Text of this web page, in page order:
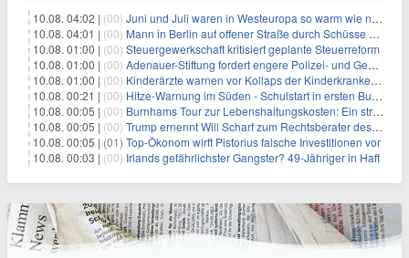
10.08. 04:02 | (00) Juni und Juli waren in Westeuropa so warm wie noch nie
10.08. 04:01 | (00) Mann in Berlin auf offener Straße durch Schüsse getötet
10.08. 01:00 | (00) Steuergewerkschaft kritisiert geplante Steuerreform
10.08. 01:00 | (00) Adenauer-Stiftung fordert engere Polizei- und Geheimdienstkooperation
10.08. 01:00 | (00) Kinderärzte warnen vor Kollaps der Kinderkrankenpflege
10.08. 00:21 | (00) Hitze-Warnung im Süden - Schulstart in ersten Bundesländern
10.08. 00:05 | (00) Burnhams Tour zur Lebenshaltungskosten: Ein strategischer Schritt inmitten von Kontroversen
10.08. 00:05 | (00) Trump ernennt Will Scharf zum Rechtsberater des Weißen Hauses: Auswirkungen auf Wirtschaft und Governance
10.08. 00:05 | (01) Top-Ökonom wirft Pistorius falsche Investitionen vor
10.08. 00:03 | (00) Irlands gefährlichster Gangster? 49-Jähriger in Haft